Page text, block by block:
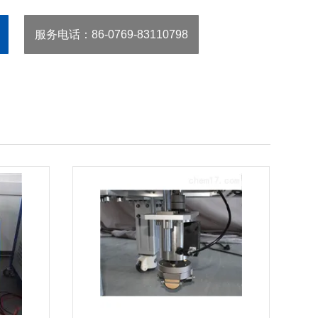
服务电话 ：86-0769-83110798